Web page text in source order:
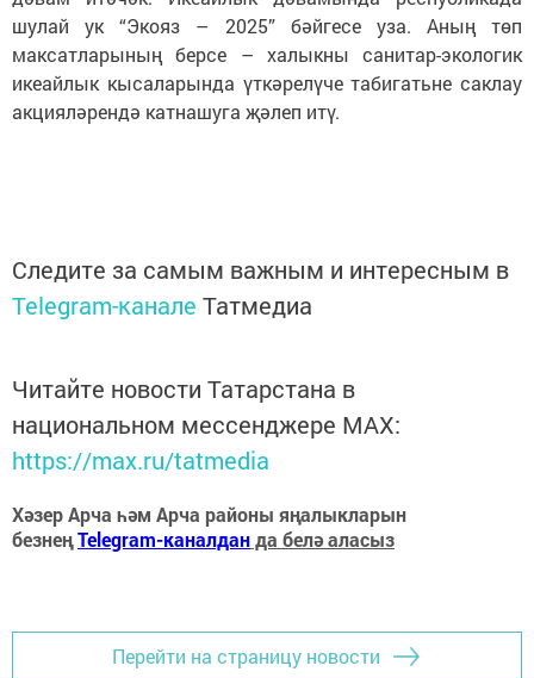
шулай ук “Экояз – 2025” бәйгесе уза. Аның төп
максатларының берсе – халыкны санитар-экологик
икеайлык кысаларында үткәрелүче табигатьне саклау
акцияләрендә катнашуга җәлеп итү.
Следите за самым важным и интересным в
Telegram-канале Татмедиа
Читайте новости Татарстана в
национальном мессенджере MАХ:
https://max.ru/tatmedia
Хәзер Арча һәм Арча районы яңалыкларын
безнеңTelegram-каналданда белә аласыз
Перейти на страницу новости